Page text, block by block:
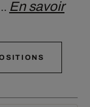
En savoir